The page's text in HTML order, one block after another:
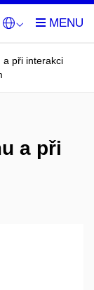
a při interakci
a při